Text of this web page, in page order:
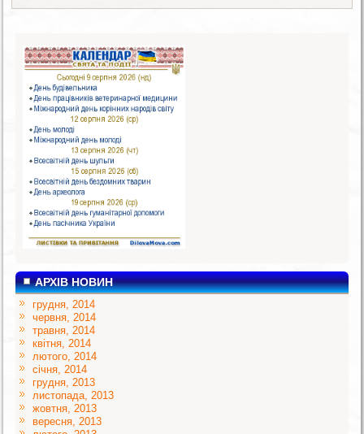
АРХІВ НОВИН
грудня, 2014
червня, 2014
травня, 2014
квітня, 2014
лютого, 2014
січня, 2014
грудня, 2013
листопада, 2013
жовтня, 2013
вересня, 2013